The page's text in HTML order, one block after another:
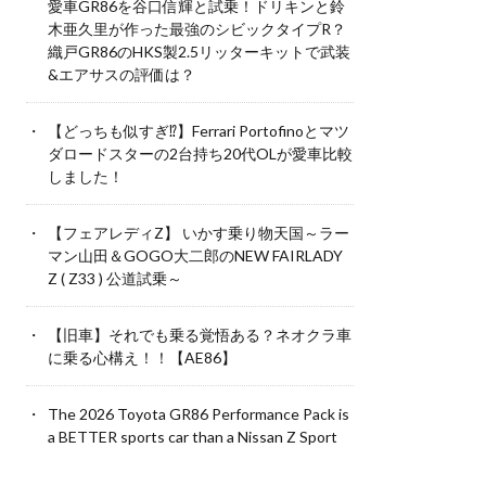
愛車GR86を谷口信輝と試乗！ドリキンと鈴
木亜久里が作った最強のシビックタイプR？
織戸GR86のHKS製2.5リッターキットで武装
&エアサスの評価は？
【どっちも似すぎ⁉︎】Ferrari Portofinoとマツ
ダロードスターの2台持ち20代OLが愛車比較
しました！
【フェアレディZ】 いかす乗り物天国～ラー
マン山田＆GOGO大二郎のNEW FAIRLADY
Z ( Z33 ) 公道試乗～
【旧車】それでも乗る覚悟ある？ネオクラ車
に乗る心構え！！【AE86】
The 2026 Toyota GR86 Performance Pack is
a BETTER sports car than a Nissan Z Sport